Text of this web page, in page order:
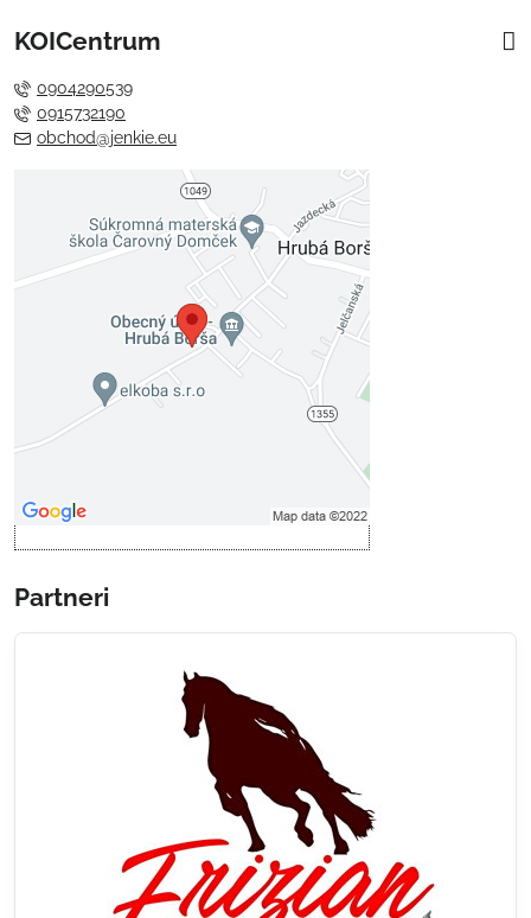
KOICentrum
0904290539
0915732190
obchod@jenkie.eu
Externý obsah je blokovaný
Voľbami súkromia
Prajete si načítať externý obsah?
Povoliť tentokrát
Povoliť a zapamätať - súhlas s
Partneri